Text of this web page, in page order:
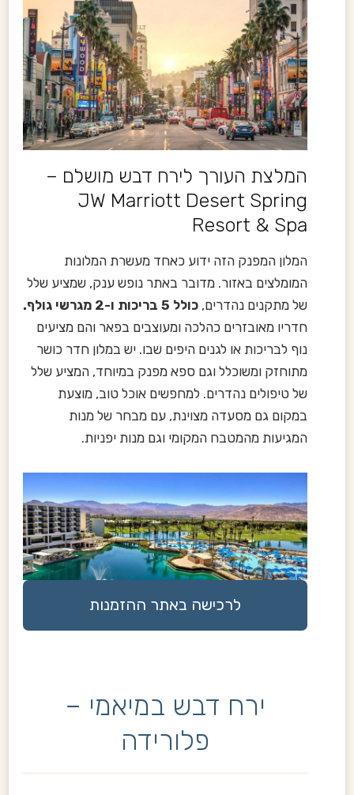
המלצת העורך לירח דבש מושלם –
JW Marriott Desert Spring
Resort & Spa
המלון המפנק הזה ידוע כאחד מעשרת המלונות
המומלצים באזור. מדובר באתר נופש ענק, שמציע שלל
של מתקנים נהדרים, כולל 5 בריכות ו-2 מגרשי גולף.
חדריו מאובזרים כהלכה ומעוצבים בפאר והם מציעים
נוף לבריכות או לגנים היפים שבו. יש במלון חדר כושר
מתוחזק ומשוכלל וגם ספא מפנק במיוחד, המציע שלל
של טיפולים נהדרים. למחפשים אוכל טוב, מוצעת
במקום גם מסעדה מצוינת, עם מבחר של מנות
המגיעות מהמטבח המקומי וגם מנות יפניות.
לרכישה באתר ההזמנות
ירח דבש במיאמי –
פלורידה